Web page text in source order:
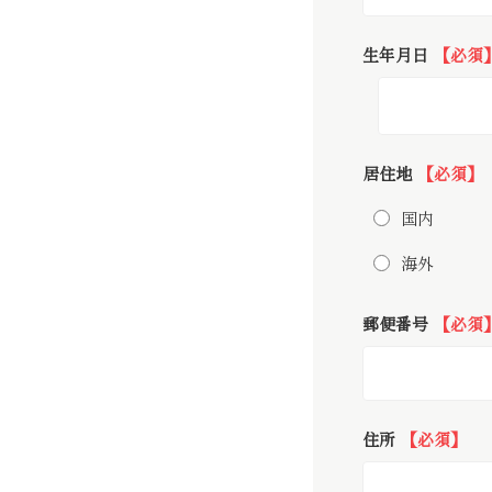
生年月日 【必須】
居住地
【必須】
国内
海外
郵便番号 【必須】
住所 【必須】